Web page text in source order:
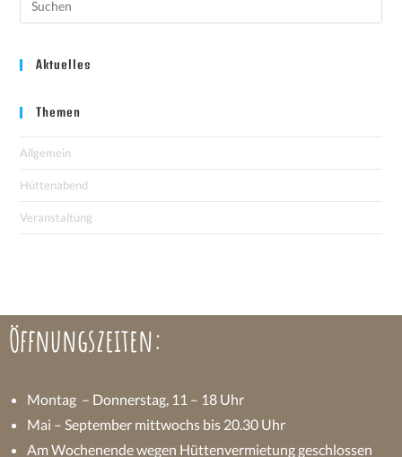
Aktuelles
Themen
Allgemein
Hüttenabend
Veranstaltung
Öffnungszeiten:
Montag – Donnerstag, 11 – 18 Uhr
Mai – September mittwochs bis 20.30 Uhr
Am Wochenende wegen Hüttenvermietung geschlossen